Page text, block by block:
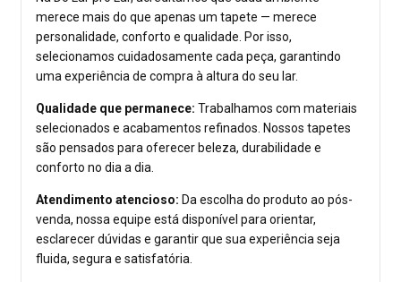
merece mais do que apenas um tapete — merece
personalidade, conforto e qualidade. Por isso,
selecionamos cuidadosamente cada peça, garantindo
uma experiência de compra à altura do seu lar.
Qualidade que permanece: Trabalhamos com materiais
selecionados e acabamentos refinados. Nossos tapetes
são pensados para oferecer beleza, durabilidade e
conforto no dia a dia.
Atendimento atencioso: Da escolha do produto ao pós-
venda, nossa equipe está disponível para orientar,
esclarecer dúvidas e garantir que sua experiência seja
fluida, segura e satisfatória.